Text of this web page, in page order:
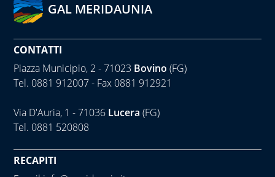
GAL MERIDAUNIA
CONTATTI
Piazza Municipio, 2 - 71023 Bovino (FG)
Tel. 0881 912007 - Fax 0881 912921
Via D'Auria, 1 - 71036 Lucera (FG)
Tel. 0881 520808
RECAPITI